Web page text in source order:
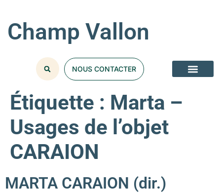
Champ Vallon
NOUS CONTACTER
Étiquette : Marta –
Usages de l’objet
CARAION
MARTA CARAION (dir.)